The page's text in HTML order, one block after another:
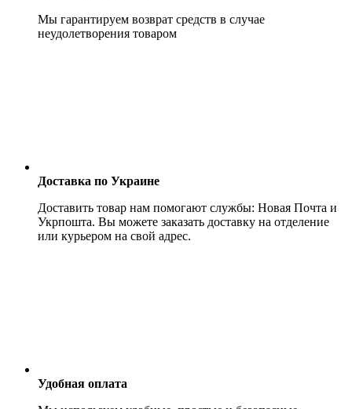
Мы гарантируем возврат средств в случае
неудолетворения товаром
Доставка по Украине
Доставить товар нам помогают службы: Новая Почта и
Укрпошта. Вы можете заказать доставку на отделение
или курьером на свой адрес.
Удобная оплата